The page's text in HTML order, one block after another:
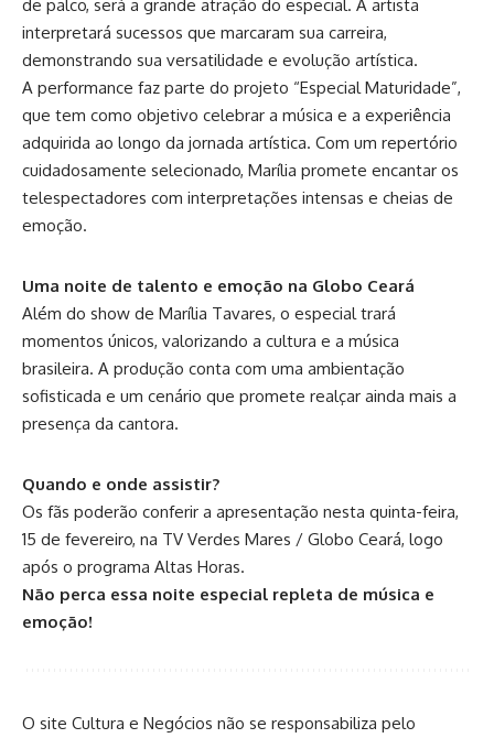
de palco, será a grande atração do especial. A artista
interpretará sucessos que marcaram sua carreira,
demonstrando sua versatilidade e evolução artística.
A performance faz parte do projeto “Especial Maturidade”,
que tem como objetivo celebrar a música e a experiência
adquirida ao longo da jornada artística. Com um repertório
cuidadosamente selecionado, Marília promete encantar os
telespectadores com interpretações intensas e cheias de
emoção.
Uma noite de talento e emoção na Globo Ceará
Além do show de Marília Tavares, o especial trará
momentos únicos, valorizando a cultura e a música
brasileira. A produção conta com uma ambientação
sofisticada e um cenário que promete realçar ainda mais a
presença da cantora.
Quando e onde assistir?
Os fãs poderão conferir a apresentação nesta quinta-feira,
15 de fevereiro, na TV Verdes Mares / Globo Ceará, logo
após o programa Altas Horas.
Não perca essa noite especial repleta de música e
emoção!
O site Cultura e Negócios não se responsabiliza pelo